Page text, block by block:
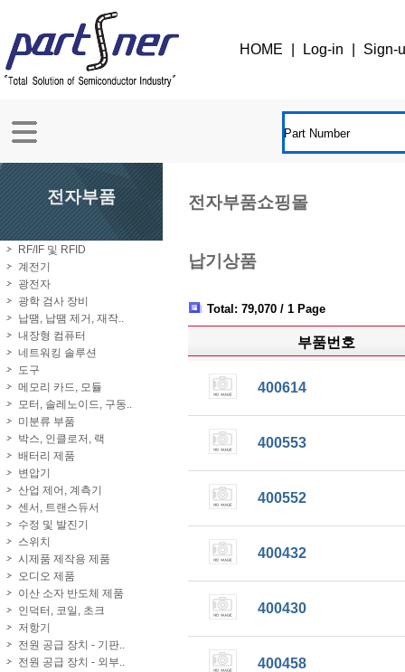
HOME Log-in Sign-
전자부품
RF/IF 및 RFID
계전기
광전자
광학 검사 장비
납땜, 납땜 제거, 재작..
내장형 컴퓨터
네트워킹 솔루션
도구
메모리 카드, 모듈
모터, 솔레노이드, 구동..
미분류 부품
박스, 인클로저, 랙
배터리 제품
변압기
산업 제어, 계측기
센서, 트랜스듀서
수정 및 발진기
스위치
시제품 제작용 제품
오디오 제품
이산 소자 반도체 제품
인덕터, 코일, 초크
저항기
전원 공급 장치 - 기판..
전원 공급 장치 - 외부..
전자부품쇼핑몰
납기상품
Total: 79,070 / 1 Page
부품번호
400614
400553
400552
400432
400430
400458